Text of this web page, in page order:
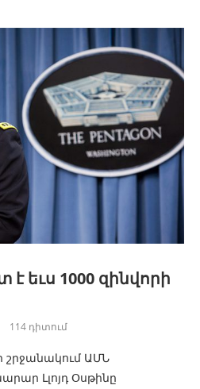
եւս 1000 զինվորի
114 դիտում
ԱՄՆ
Լլոյդ Օսթինը